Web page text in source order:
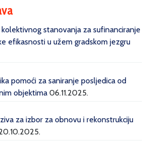
stanovanja za sufinanciranje
efikasnosti u užem gradskom jezgru
pomoći za saniranje posljedica od
objektima 06.11.2025.
za izbor za obnovu i rekonstrukciju